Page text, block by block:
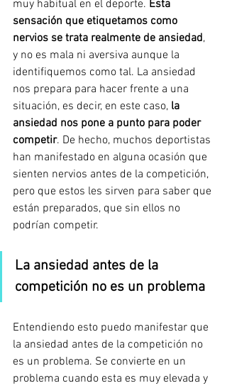
muy habitual en el deporte. Esta
sensación que etiquetamos como
nervios se trata realmente de ansiedad,
y no es mala ni aversiva aunque la
identifiquemos como tal. La ansiedad
nos prepara para hacer frente a una
situación, es decir, en este caso, la
ansiedad nos pone a punto para poder
competir. De hecho, muchos deportistas
han manifestado en alguna ocasión que
sienten nervios antes de la competición,
pero que estos les sirven para saber que
están preparados, que sin ellos no
podrían competir.
La ansiedad antes de la
competición no es un problema
Entendiendo esto puedo manifestar que
la ansiedad antes de la competición no
es un problema. Se convierte en un
problema cuando esta es muy elevada y